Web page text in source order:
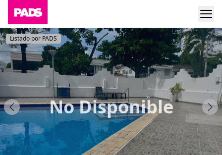
No Disponible
Listado por PADS